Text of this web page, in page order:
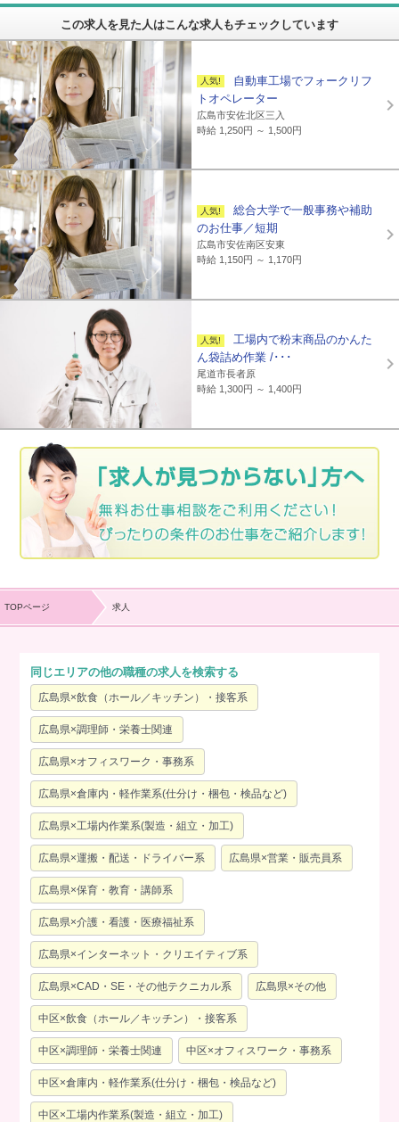
この求人を見た人はこんな求人もチェックしています
自動車工場でフォークリフ
トオペレーター
広島市安佐北区三入
時給 1,250円 ～ 1,500円
総合大学で一般事務や補助
のお仕事／短期
広島市安佐南区安東
時給 1,150円 ～ 1,170円
工場内で粉末商品のかんた
ん袋詰め作業 /･･･
尾道市長者原
時給 1,300円 ～ 1,400円
TOPページ 求人
同じエリアの他の職種の求人を検索する
広島県×飲食（ホール／キッチン）・接客系
広島県×調理師・栄養士関連
広島県×オフィスワーク・事務系
広島県×倉庫内・軽作業系(仕分け・梱包・検品など)
広島県×工場内作業系(製造・組立・加工)
広島県×運搬・配送・ドライバー系 広島県×営業・販売員系
広島県×保育・教育・講師系
広島県×介護・看護・医療福祉系
広島県×インターネット・クリエイティブ系
広島県×CAD・SE・その他テクニカル系 広島県×その他
中区×飲食（ホール／キッチン）・接客系
中区×調理師・栄養士関連 中区×オフィスワーク・事務系
中区×倉庫内・軽作業系(仕分け・梱包・検品など)
中区×工場内作業系(製造・組立・加工)